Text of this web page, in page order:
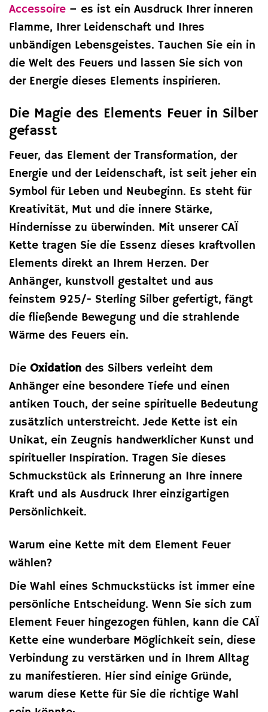
Accessoire – es ist ein Ausdruck Ihrer inneren
Flamme, Ihrer Leidenschaft und Ihres
unbändigen Lebensgeistes. Tauchen Sie ein in
die Welt des Feuers und lassen Sie sich von
der Energie dieses Elements inspirieren.
Die Magie des Elements Feuer in Silber
gefasst
Feuer, das Element der Transformation, der
Energie und der Leidenschaft, ist seit jeher ein
Symbol für Leben und Neubeginn. Es steht für
Kreativität, Mut und die innere Stärke,
Hindernisse zu überwinden. Mit unserer CAÏ
Kette tragen Sie die Essenz dieses kraftvollen
Elements direkt an Ihrem Herzen. Der
Anhänger, kunstvoll gestaltet und aus
feinstem 925/- Sterling Silber gefertigt, fängt
die fließende Bewegung und die strahlende
Wärme des Feuers ein.
Die Oxidation des Silbers verleiht dem
Anhänger eine besondere Tiefe und einen
antiken Touch, der seine spirituelle Bedeutung
zusätzlich unterstreicht. Jede Kette ist ein
Unikat, ein Zeugnis handwerklicher Kunst und
spiritueller Inspiration. Tragen Sie dieses
Schmuckstück als Erinnerung an Ihre innere
Kraft und als Ausdruck Ihrer einzigartigen
Persönlichkeit.
Warum eine Kette mit dem Element Feuer
wählen?
Die Wahl eines Schmuckstücks ist immer eine
persönliche Entscheidung. Wenn Sie sich zum
Element Feuer hingezogen fühlen, kann die CAÏ
Kette eine wunderbare Möglichkeit sein, diese
Verbindung zu verstärken und in Ihrem Alltag
zu manifestieren. Hier sind einige Gründe,
warum diese Kette für Sie die richtige Wahl